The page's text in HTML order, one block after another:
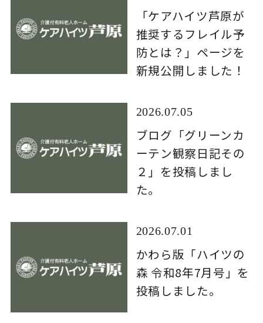
「ケアハイツ芦原が
推奨するフレイル予
防とは？」ページを
新規公開しました！
2026.07.05
ブログ「グリーンカ
ーテン観察日記その
２」を投稿しまし
た。
2026.07.01
かわら版「ハイツの
森 令和8年7月号」を
投稿しました。